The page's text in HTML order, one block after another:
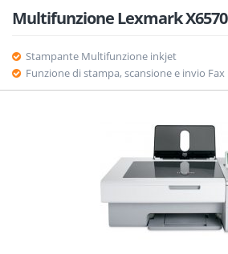
Multifunzione Lexmark X6570
Stampante Multifunzione inkjet
Funzione di stampa, scansione e invio Fax